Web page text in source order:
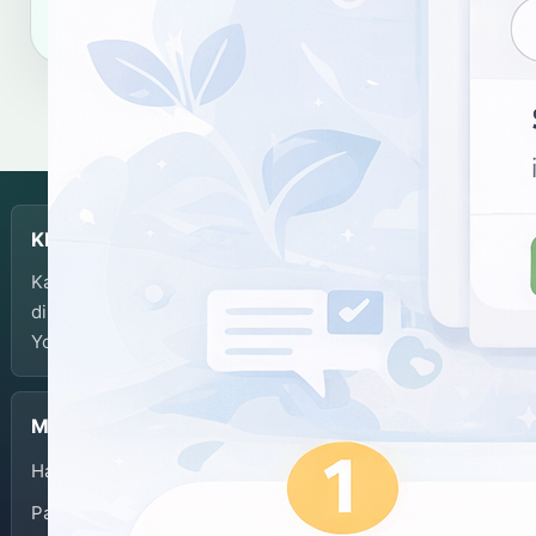
KBJI
Kamus Bahasa Jawa-Indonesia dikembangkan dan
dikelola oleh Balai Bahasa Provinsi Daerah Istimewa
Yogyakarta.
Menu
Halaman Depan
Panduan Penggunaan